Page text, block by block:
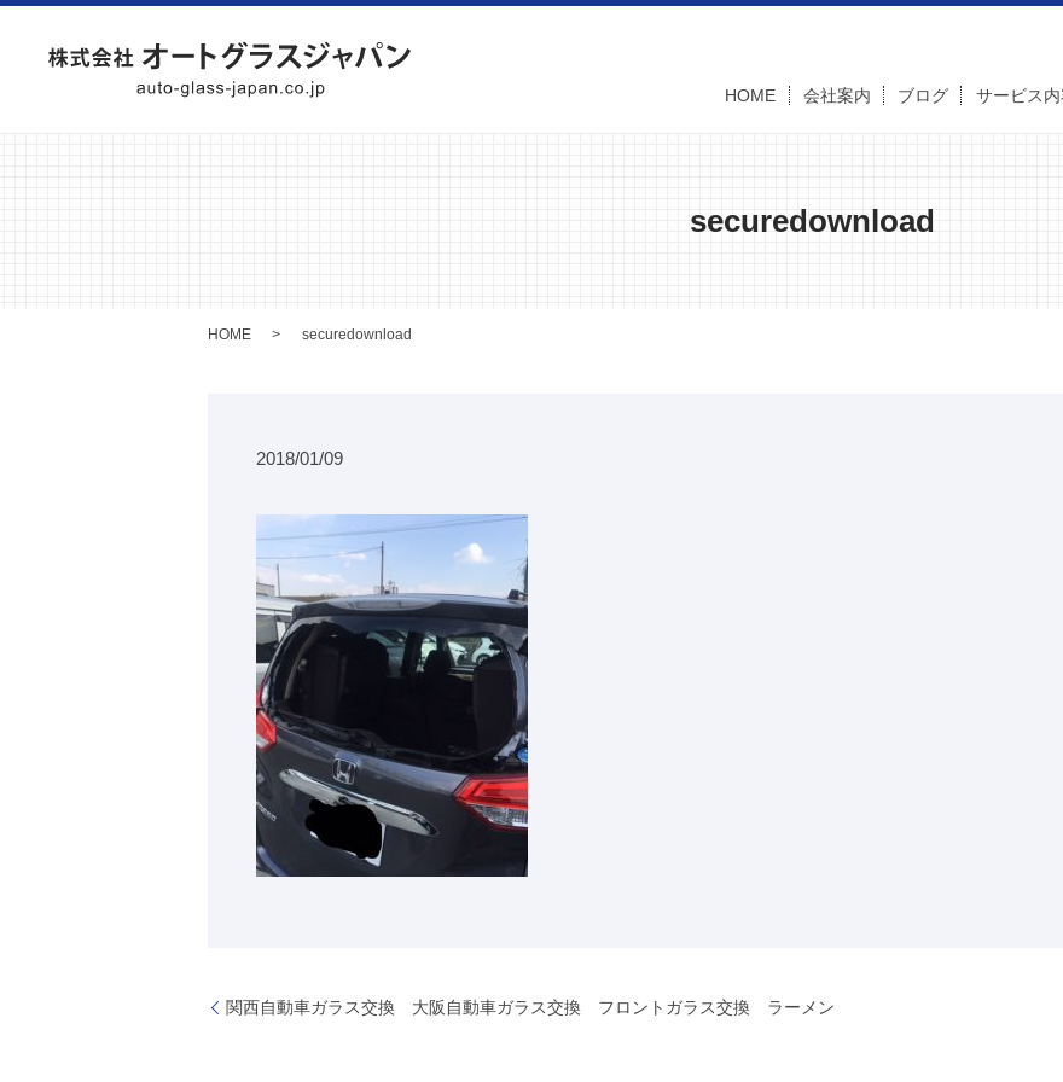
HOME 会社案内 ブログ サービス内
securedownload
HOME securedownload
2018/01/09
関西自動車ガラス交換 大阪自動車ガラス交換 フロントガラス交換 ラーメン